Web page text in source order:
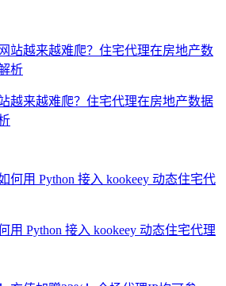
越来越难爬？住宅代理在房地产数据
用 Python 接入 kookeey 动态住宅代理